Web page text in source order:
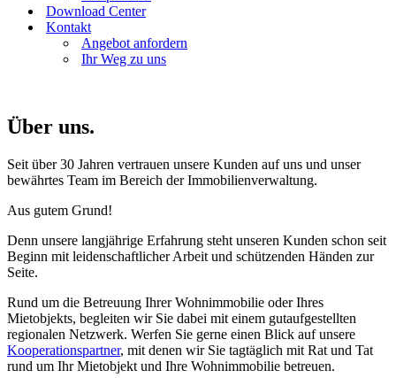
Download Center
Kontakt
Angebot anfordern
Ihr Weg zu uns
Über uns.
Seit über 30 Jahren vertrauen unsere Kunden auf uns und unser
bewährtes Team im Bereich der Immobilienverwaltung.
Aus gutem Grund!
Denn unsere langjährige Erfahrung steht unseren Kunden schon seit
Beginn mit leidenschaftlicher Arbeit und schützenden Händen zur
Seite.
Rund um die Betreuung Ihrer Wohnimmobilie oder Ihres
Mietobjekts, begleiten wir Sie dabei mit einem gutaufgestellten
regionalen Netzwerk. Werfen Sie gerne einen Blick auf unsere
Kooperationspartner, mit denen wir Sie tagtäglich mit Rat und Tat
rund um Ihr Mietobjekt und Ihre Wohnimmobilie betreuen.